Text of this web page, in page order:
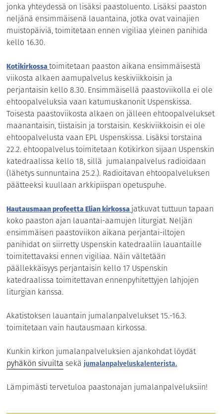
jonka yhteydessä on lisäksi paastoluento. Lisäksi paaston
neljänä ensimmäisenä lauantaina, jotka ovat vainajien
muistopäiviä, toimitetaan ennen vigiliaa yleinen panihida
kello 16.30.
Kotikirkossatoimitetaan paaston aikana ensimmäisestä
viikosta alkaen aamupalvelus keskiviikkoisin ja
perjantaisin kello 8.30. Ensimmäisellä paastoviikolla ei ole
ehtoopalveluksia vaan katumuskanonit Uspenskissa.
Toisesta paastoviikosta alkaen on jälleen ehtoopalvelukset
maanantaisin, tiistaisin ja torstaisin. Keskiviikkoisin ei ole
ehtoopalvelusta vaan EPL Uspenskissa. Lisäksi torstaina
22.2. ehtoopalvelus toimitetaan Kotikirkon sijaan Uspenskin
katedraalissa kello 18, sillä jumalanpalvelus radioidaan
(lähetys sunnuntaina 25.2.). Radioitavan ehtoopalveluksen
päätteeksi kuullaan arkkipiispan opetuspuhe.
Hautausmaan profeetta Elian kirkossa jatkuvat tuttuun tapaan
koko paaston ajan lauantai-aamujen liturgiat. Neljän
ensimmäisen paastoviikon aikana perjantai-iltojen
panihidat on siirretty Uspenskin katedraaliin lauantaille
toimitettavaksi ennen vigiliaa. Näin vältetään
päällekkäisyys perjantaisin kello 17 Uspenskin
katedraalissa toimitettavan ennenpyhitettyjen lahjojen
liturgian kanssa.
Akatistoksen lauantain jumalanpalvelukset 15.-16.3.
toimitetaan vain hautausmaan kirkossa.
Kunkin kirkon jumalanpalveluksien ajankohdat löydät
pyhäkön sivuilta sekäjumalanpalveluskalenterista.
Lämpimästi tervetuloa paastonajan jumalanpalveluksiin!